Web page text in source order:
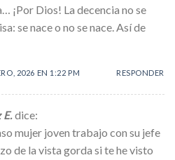
¡Por Dios! La decencia no se
se nace o no se nace. Así de
2026 EN 1:22 PM RESPONDER
E.dice:
mujer joven trabajo con su jefe
de la vista gorda si te he visto